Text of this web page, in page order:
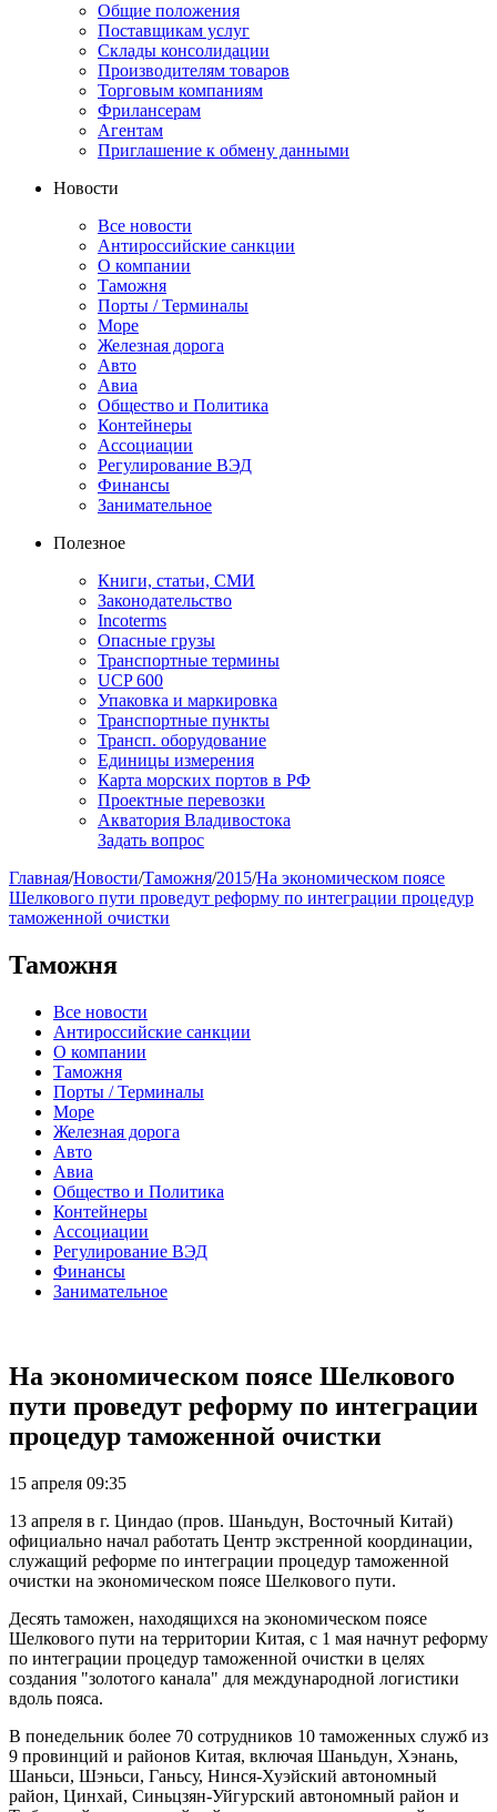
Общие положения
Поставщикам услуг
Склады консолидации
Производителям товаров
Торговым компаниям
Фрилансерам
Агентам
Приглашение к обмену данными
Новости
Все новости
Антироссийские санкции
О компании
Таможня
Порты / Терминалы
Море
Железная дорога
Авто
Авиа
Общество и Политика
Контейнеры
Ассоциации
Регулирование ВЭД
Финансы
Занимательное
Полезное
Книги, статьи, СМИ
Законодательство
Incoterms
Опасные грузы
Транспортные термины
UCP 600
Упаковка и маркировка
Транспортные пункты
Трансп. оборудование
Единицы измерения
Карта морских портов в РФ
Проектные перевозки
Акватория Владивостока
Задать вопрос
Главная/Новости/Таможня/2015/На экономическом поясе
Шелкового пути проведут реформу по интеграции процедур
таможенной очистки
Таможня
Все новости
Антироссийские санкции
О компании
Таможня
Порты / Терминалы
Море
Железная дорога
Авто
Авиа
Общество и Политика
Контейнеры
Ассоциации
Регулирование ВЭД
Финансы
Занимательное
На экономическом поясе Шелкового
пути проведут реформу по интеграции
процедур таможенной очистки
15 апреля 09:35
13 апреля в г. Циндао (пров. Шаньдун, Восточный Китай)
официально начал работать Центр экстренной координации,
служащий реформе по интеграции процедур таможенной
очистки на экономическом поясе Шелкового пути.
Десять таможен, находящихся на экономическом поясе
Шелкового пути на территории Китая, с 1 мая начнут реформу
по интеграции процедур таможенной очистки в целях
создания "золотого канала" для международной логистики
вдоль пояса.
В понедельник более 70 сотрудников 10 таможенных служб из
9 провинций и районов Китая, включая Шаньдун, Хэнань,
Шаньси, Шэньси, Ганьсу, Нинся-Хуэйский автономный
район, Цинхай, Синьцзян-Уйгурский автономный район и